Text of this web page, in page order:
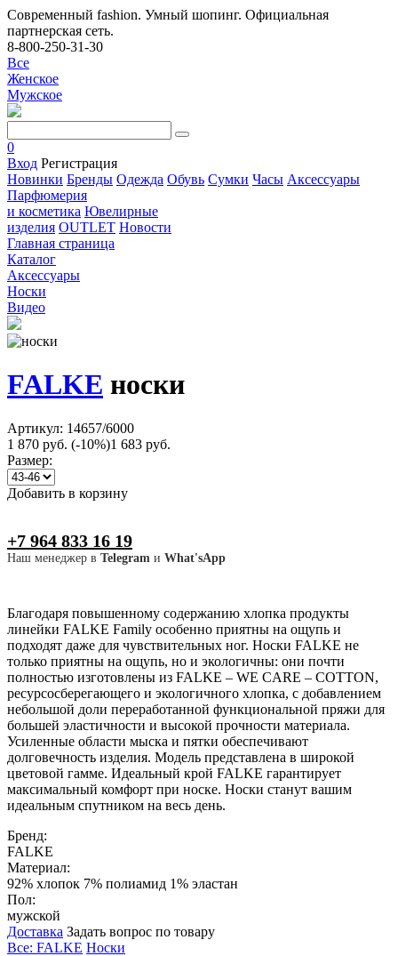
Современный fashion. Умный шопинг. Официальная
партнерская сеть.
8-800-250-31-30
Все
Женское
Мужское
0
Вход Регистрация
Новинки Бренды Одежда Обувь Сумки Часы Аксессуары
Парфюмерия
и косметика Ювелирные
изделия OUTLET Новости
Главная страница
Каталог
Аксессуары
Носки
Видео
FALKE носки
Артикул: 14657/6000
1 870 руб. (-10%)1 683 руб.
Размер:
Добавить в корзину
+7 964 833 16 19
Наш менеджер в Telegram и What'sApp
Благодаря повышенному содержанию хлопка продукты
линейки FALKE Family особенно приятны на ощупь и
подходят даже для чувствительных ног. Носки FALKE не
только приятны на ощупь, но и экологичны: они почти
полностью изготовлены из FALKE – WE CARE – COTTON,
ресурсосберегающего и экологичного хлопка, с добавлением
небольшой доли переработанной функциональной пряжи для
большей эластичности и высокой прочности материала.
Усиленные области мыска и пятки обеспечивают
долговечность изделия. Модель представлена в широкой
цветовой гамме. Идеальный крой FALKE гарантирует
максимальный комфорт при носке. Носки станут вашим
идеальным спутником на весь день.
Бренд:
FALKE
Материал:
92% хлопок 7% полиамид 1% эластан
Пол:
мужской
Доставка Задать вопрос по товару
Все: FALKE Носки